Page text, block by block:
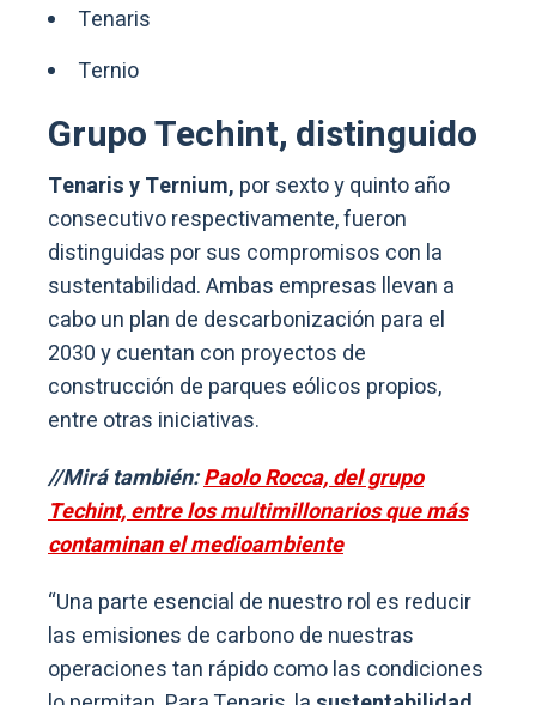
Tenaris
Ternio
Grupo Techint, distinguido
Tenaris y Ternium, por sexto y quinto año
consecutivo respectivamente, fueron
distinguidas por sus compromisos con la
sustentabilidad. Ambas empresas llevan a
cabo un plan de descarbonización para el
2030 y cuentan con proyectos de
construcción de parques eólicos propios,
entre otras iniciativas.
//Mirá también:Paolo Rocca, del grupo
Techint, entre los multimillonarios que más
contaminan el medioambiente
“Una parte esencial de nuestro rol es reducir
las emisiones de carbono de nuestras
operaciones tan rápido como las condiciones